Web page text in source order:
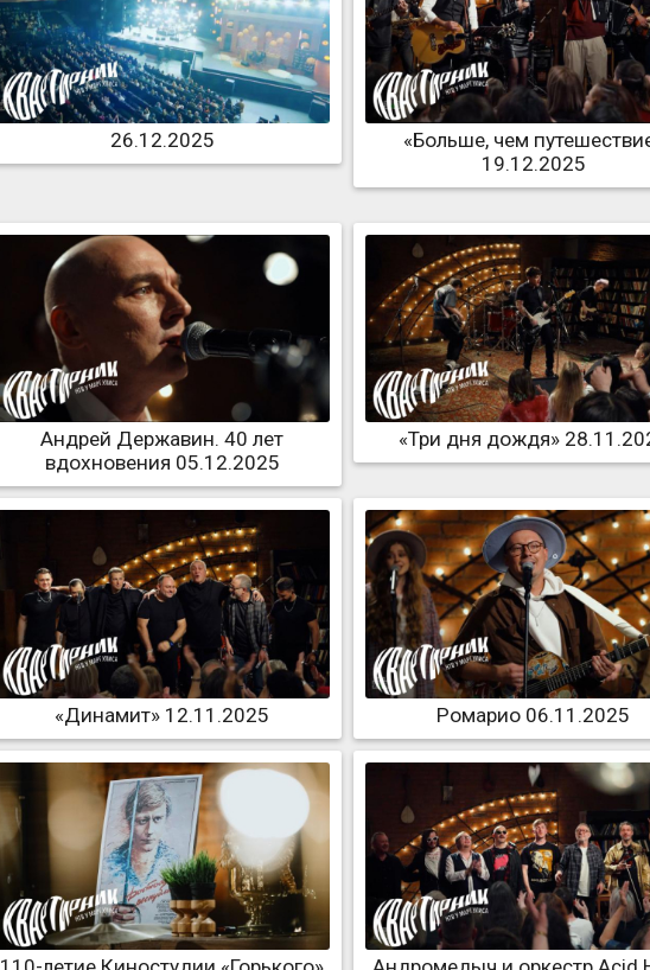
26.12.2025
«Больше, чем
19.12.2025
Андрей Державин. 40 лет
вдохновения 05.12.2025
«Три дня дождя»
«Динамит» 12.11.2025 Ромарио 06.11.2025